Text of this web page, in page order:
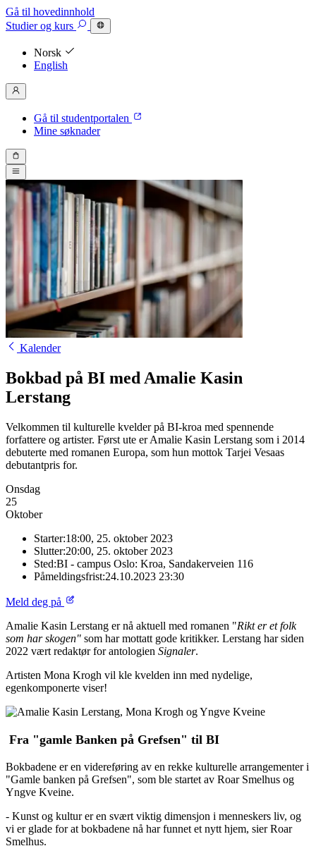
Gå til hovedinnhold
Studierog kurs
Norsk
English
Gå til studentportalen
Mine søknader
Kalender
Bokbad på BI med Amalie Kasin
Lerstang
Velkommen til kulturelle kvelder på BI-kroa med spennende
forfattere og artister. Først ute er Amalie Kasin Lerstang som i 2014
debuterte med romanen Europa, som hun mottok Tarjei Vesaas
debutantpris for.
Onsdag
25
Oktober
Starter:18:00, 25. oktober 2023
Slutter:20:00, 25. oktober 2023
Sted:BI - campus Oslo: Kroa, Sandakerveien 116
Påmeldingsfrist:24.10.2023 23:30
Meld deg på
Amalie Kasin Lerstang er nå aktuell med romanen "Rikt er et folk
som har skogen" som har mottatt gode kritikker. Lerstang har siden
2022 vært redaktør for antologien Signaler.
Artisten Mona Krogh vil kle kvelden inn med nydelige,
egenkomponerte viser!
Fra "gamle Banken på Grefsen" til BI
Bokbadene er en videreføring av en rekke kulturelle arrangementer i
"Gamle banken på Grefsen", som ble startet av Roar Smelhus og
Yngve Kveine.
- Kunst og kultur er en svært viktig dimensjon i menneskers liv, og
vi er glade for at bokbadene nå har funnet et nytt hjem, sier Roar
Smelhus.